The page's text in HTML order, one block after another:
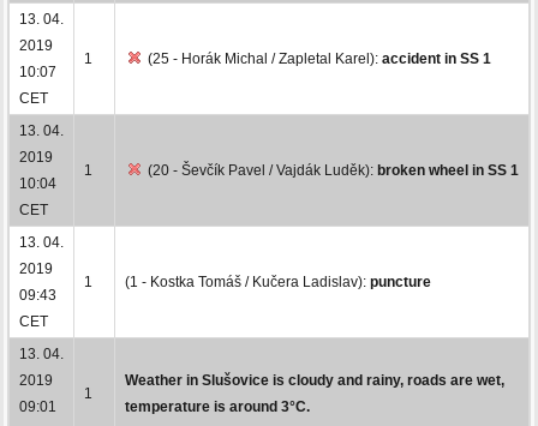
13. 04.
2019
10:07
CET
1 (25 - Horák Michal / Zapletal Karel): accident in SS 1
13. 04.
2019
10:04
CET
1 (20 - Ševčík Pavel / Vajdák Luděk): broken wheel in SS 1
13. 04.
2019
09:43
CET
1 (1 - Kostka Tomáš / Kučera Ladislav): puncture
13. 04.
2019
09:01
1
Weather in Slušovice is cloudy and rainy, roads are wet,
temperature is around 3°C.